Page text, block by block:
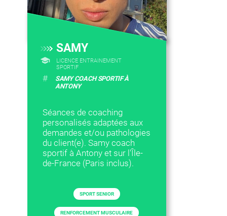
SAMY
LICENCE ENTRAINEMENT
SPORTIF
#
SAMY COACH SPORTIF À
ANTONY
Séances de coaching
personalisés adaptées aux
demandes et/ou pathologies
du client(e). Samy coach
sportif à Antony et sur l'Île-
de-France (Paris inclus).
SPORT SENIOR
RENFORCEMENT MUSCULAIRE